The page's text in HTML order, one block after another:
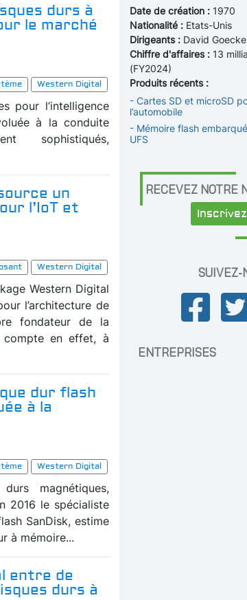
durs à
le marché
Western Digital
pour l’intelligence
à la conduite
sophistiqués,
un
l’IoT et
Western Digital
Western Digital
l’architecture de
fondateur de la
compte en effet, à
dur flash
à la
Western Digital
magnétiques,
2016 le spécialiste
SanDisk, estime
à mémoire...
entre de
durs à
Date de création : 1970
Nationalité : Etats-Unis
Dirigeants : David
Chiffre d'affaires : 13
(FY2024)
Produits récents :
- Cartes SD et microSD
l’automobile
- Mémoire flash
UFS
RECEVEZ NOTRE
SUIVEZ-
ENTREPRISES